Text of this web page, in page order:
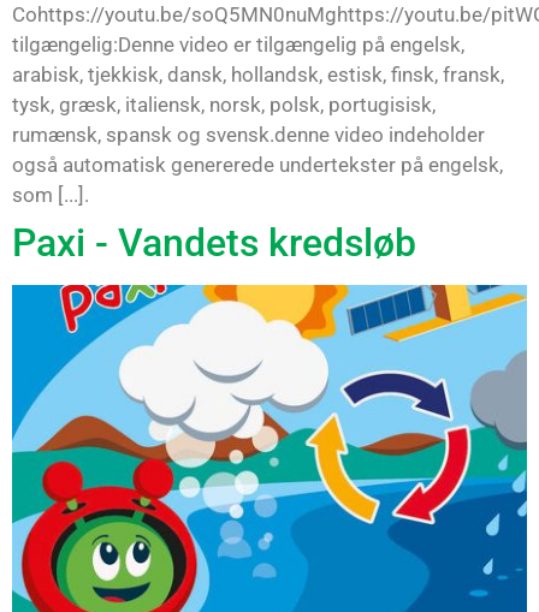
Cohttps://youtu.be/soQ5MN0nuMghttps://youtu.be/
tilgængelig:Denne video er tilgængelig på engelsk,
arabisk, tjekkisk, dansk, hollandsk, estisk, finsk, fransk,
tysk, græsk, italiensk, norsk, polsk, portugisisk,
rumænsk, spansk og svensk.denne video indeholder
også automatisk genererede undertekster på engelsk,
som [...].
Paxi - Vandets kredsløb